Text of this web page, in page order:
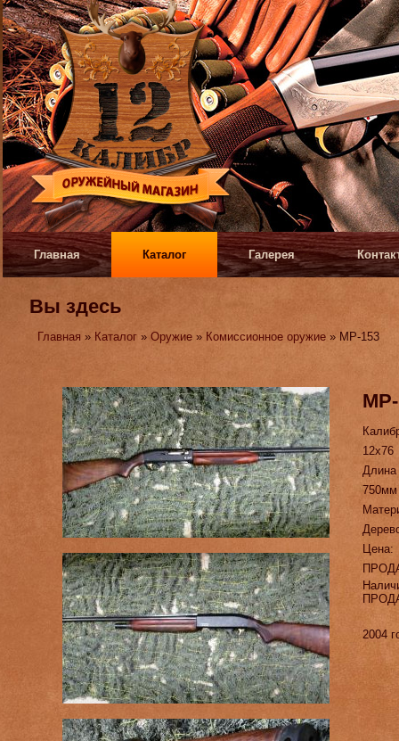
Главная Каталог Галерея
Вы здесь
Главная » Каталог »Оружие » Комиссионное оружие » МР-153
МР-
12х76
750мм
Цена:
2004